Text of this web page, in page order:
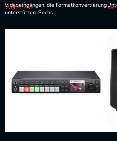
Videoeingängen, die Formatkonvertierung
unterstützen. Sechs...
Weiterlesen